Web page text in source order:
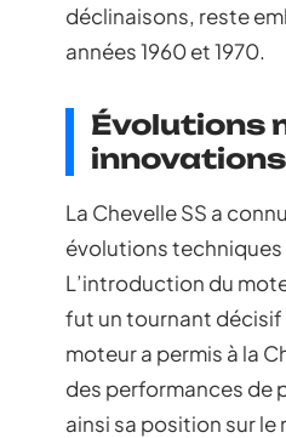
déclinaisons, reste
années 1960 et 1970.
Évolutions
La Chevelle SS a
évolutions techniques
L’introduction du
fut un tournant décisif
moteur a permis à la
des performances de
ainsi sa position sur le